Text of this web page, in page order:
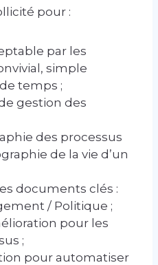
pour :
par les
simple
temps ;
gestion des
des processus
de la vie d’un
documents clés :
/ Politique ;
pour les
;
pour automatiser